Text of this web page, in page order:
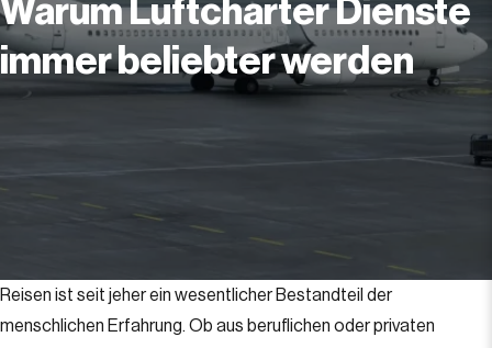
Warum Luftcharter Dienste
immer beliebter werden
Reisen ist seit jeher ein wesentlicher Bestandteil der
menschlichen Erfahrung. Ob aus beruflichen oder privaten